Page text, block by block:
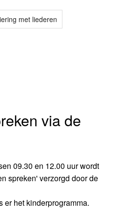
met liederen
via de
09.30 en 12.00 uur wordt
spreken' verzorgd door de
er het kinderprogramma.